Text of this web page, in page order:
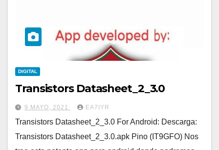
DIGITAL
Transistors Datasheet_2_3.0
9 MAYO, 2021 EA7IYR
Transistors Datasheet_2_3.0 For Android: Descarga:
Transistors Datasheet_2_3.0.apk Pino (IT9GFO) Nos